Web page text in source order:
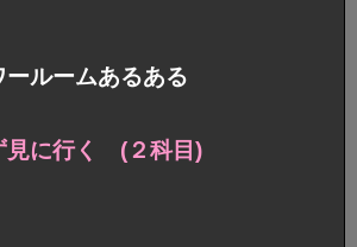
ルームあるある
見に行く (２科目)